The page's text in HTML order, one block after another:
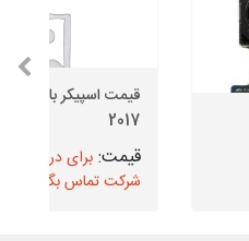
2017
برای دریافت
شرکت تماس بگیرید